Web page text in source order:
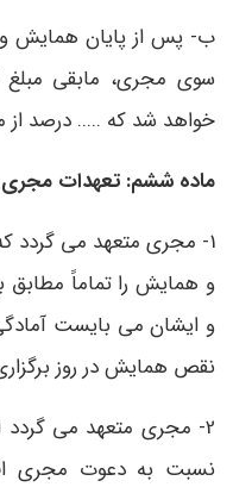
ب- پس از پایان همایش و
سوی مجری، مابقی مبلغ
خواهد شد که ..... درصد از
ماده ششم: تعهدات مجری
1- مجری متعهد می گردد که
و همایش را تماماً مطابق
و ایشان می بایست
نقص همایش در روز
2- مجری متعهد می گردد
نسبت به دعوت مجری